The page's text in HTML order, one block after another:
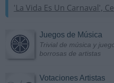
'La Vida Es Un Carnaval',
Juegos de Música
Trivial de música y
borrosas de artistas
Votaciones Artistas